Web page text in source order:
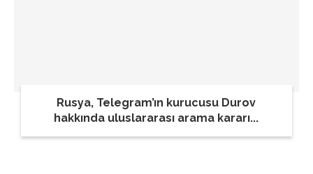
Rusya, Telegram’ın kurucusu Durov
hakkında uluslararası arama kararı...